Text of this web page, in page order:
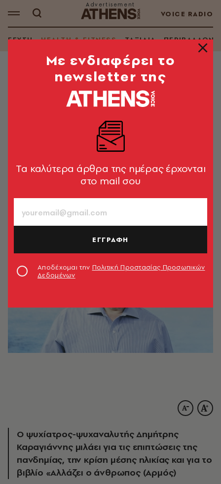
VOICE RADIO
ΓΕΥΣΗ HEALTH & FITNESS ΤΑΞΙΔΙΑ ΠΕΡΙΒΑΛΛΟΝ
HEALTH & FITNESS
O ψυχίατρος Δημήτρης
Καραγιάννης μιλάει στην ATHENS
«Η ζωή μας είναι ένα δώρο, είναι πολύ κρίμα να μην το
Δήμητρα Γκρους
ΤΕΥΧΟΣ 780
14.04.2021, 15:24 8’ ΔΙΑΒΑΣΜΑ
Ο ψυχίατρος-ψυχαναλυτής Δημήτρης
Καραγιάννης μιλάει για τις επιπτώσεις της
πανδημίας, την κρίση μέσης ηλικίας και για το
βιβλίο «Αλλάζει ο άνθρωπος (Αρμός)
Mε ενδιαφέρει το
newsletter της
Tα καλύτερα άρθρα της ημέρας έρχονται
στο mail σου
ΕΓΓΡΑΦΗ
Αποδέχομαι την Πολιτική Προστασίας Προσωπικών
Δεδομένων